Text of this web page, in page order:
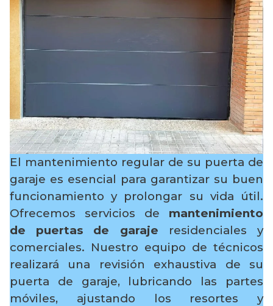
El mantenimiento regular de su puerta de
garaje es esencial para garantizar su buen
funcionamiento y prolongar su vida útil.
Ofrecemos servicios de mantenimiento
de puertas de garaje residenciales y
comerciales. Nuestro equipo de técnicos
realizará una revisión exhaustiva de su
puerta de garaje, lubricando las partes
móviles, ajustando los resortes y